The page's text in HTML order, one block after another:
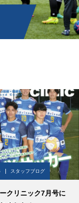
スタッフブログ
クリニック7月号に